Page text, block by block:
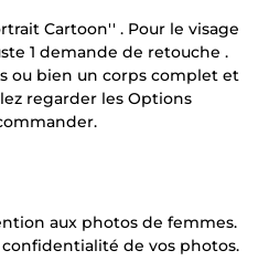
Cartoon'' . Pour le visage
1 demande de retouche .
ou bien un corps complet et
regarder les Options
aux photos de femmes.
de vos photos.